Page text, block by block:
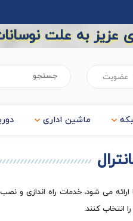
عزیز به علت
عضویت
ماشین اداری
می شود، خدمات راه اندازی و نصب
انتخاب کنند.